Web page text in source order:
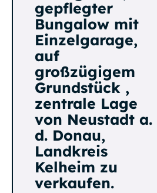
gepflegter
Bungalow mit
Einzelgarage,
auf
großzügigem
Grundstück ,
zentrale Lage
von Neustadt a.
d. Donau,
Landkreis
Kelheim zu
verkaufen.